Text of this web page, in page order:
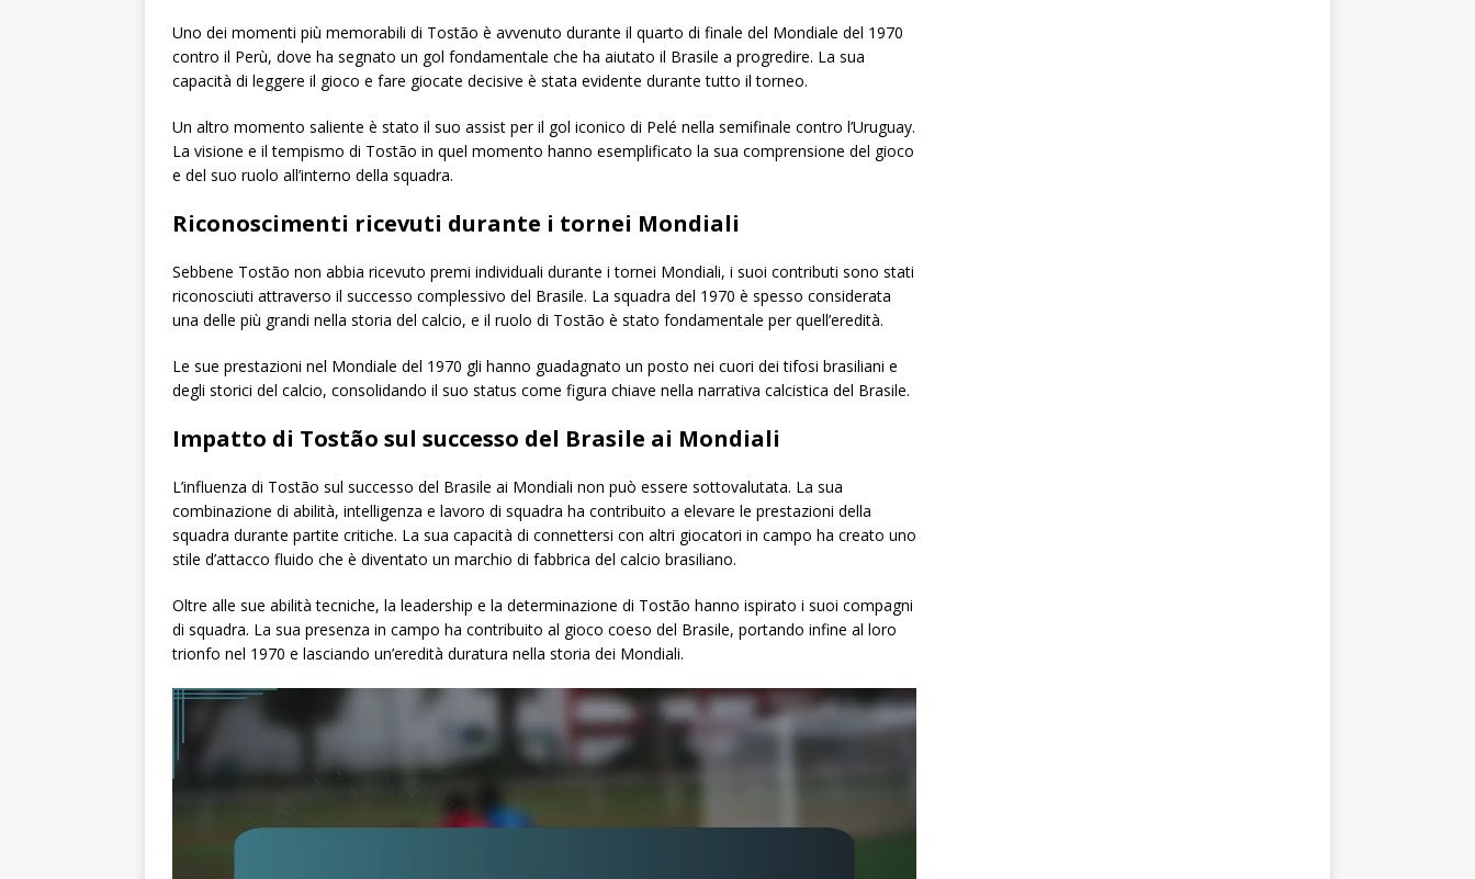
Uno dei momenti più memorabili di Tostão è avvenuto durante il quarto di finale del Mondiale del 1970
contro il Perù, dove ha segnato un gol fondamentale che ha aiutato il Brasile a progredire. La sua
capacità di leggere il gioco e fare giocate decisive è stata evidente durante tutto il torneo.
Un altro momento saliente è stato il suo assist per il gol iconico di Pelé nella semifinale contro l’Uruguay.
La visione e il tempismo di Tostão in quel momento hanno esemplificato la sua comprensione del gioco
e del suo ruolo all’interno della squadra.
Riconoscimenti ricevuti durante i tornei Mondiali
Sebbene Tostão non abbia ricevuto premi individuali durante i tornei Mondiali, i suoi contributi sono stati
riconosciuti attraverso il successo complessivo del Brasile. La squadra del 1970 è spesso considerata
una delle più grandi nella storia del calcio, e il ruolo di Tostão è stato fondamentale per quell’eredità.
Le sue prestazioni nel Mondiale del 1970 gli hanno guadagnato un posto nei cuori dei tifosi brasiliani e
degli storici del calcio, consolidando il suo status come figura chiave nella narrativa calcistica del Brasile.
Impatto di Tostão sul successo del Brasile ai Mondiali
L’influenza di Tostão sul successo del Brasile ai Mondiali non può essere sottovalutata. La sua
combinazione di abilità, intelligenza e lavoro di squadra ha contribuito a elevare le prestazioni della
squadra durante partite critiche. La sua capacità di connettersi con altri giocatori in campo ha creato uno
stile d’attacco fluido che è diventato un marchio di fabbrica del calcio brasiliano.
Oltre alle sue abilità tecniche, la leadership e la determinazione di Tostão hanno ispirato i suoi compagni
di squadra. La sua presenza in campo ha contribuito al gioco coeso del Brasile, portando infine al loro
trionfo nel 1970 e lasciando un’eredità duratura nella storia dei Mondiali.